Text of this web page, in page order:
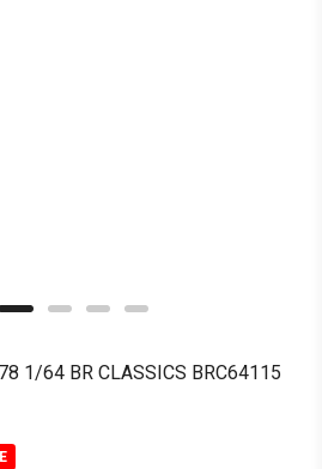
1/64 BR CLASSICS BRC64115